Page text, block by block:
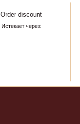
Order discount
Истекает через: